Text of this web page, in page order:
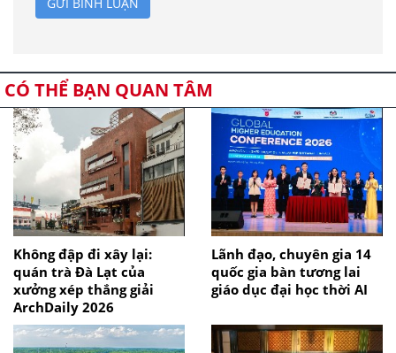
GỬI BÌNH LUẬN
CÓ THỂ BẠN QUAN TÂM
Không đập đi xây lại:
quán trà Đà Lạt của
xưởng xép thắng giải
ArchDaily 2026
Lãnh đạo, chuyên gia 14
quốc gia bàn tương lai
giáo dục đại học thời AI